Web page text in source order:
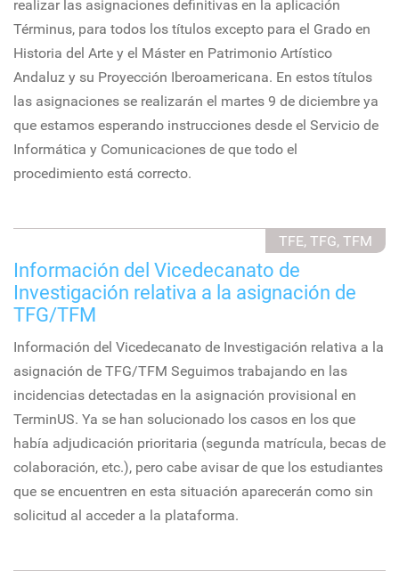
realizar las asignaciones definitivas en la aplicación
Términus, para todos los títulos excepto para el Grado en
Historia del Arte y el Máster en Patrimonio Artístico
Andaluz y su Proyección Iberoamericana. En estos títulos
las asignaciones se realizarán el martes 9 de diciembre ya
que estamos esperando instrucciones desde el Servicio de
Informática y Comunicaciones de que todo el
procedimiento está correcto.
TFE, TFG, TFM
Información del Vicedecanato de
Investigación relativa a la asignación de
TFG/TFM
Información del Vicedecanato de Investigación relativa a la
asignación de TFG/TFM Seguimos trabajando en las
incidencias detectadas en la asignación provisional en
TerminUS. Ya se han solucionado los casos en los que
había adjudicación prioritaria (segunda matrícula, becas de
colaboración, etc.), pero cabe avisar de que los estudiantes
que se encuentren en esta situación aparecerán como sin
solicitud al acceder a la plataforma.